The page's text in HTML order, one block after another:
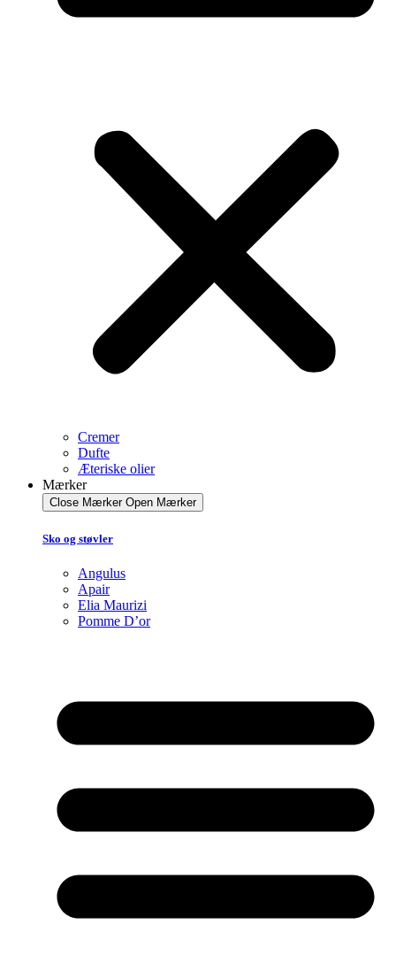
Cremer
Dufte
Æteriske olier
Mærker
Close Mærker Open Mærker
Sko og støvler
Angulus
Apair
Elia Maurizi
Pomme D’or